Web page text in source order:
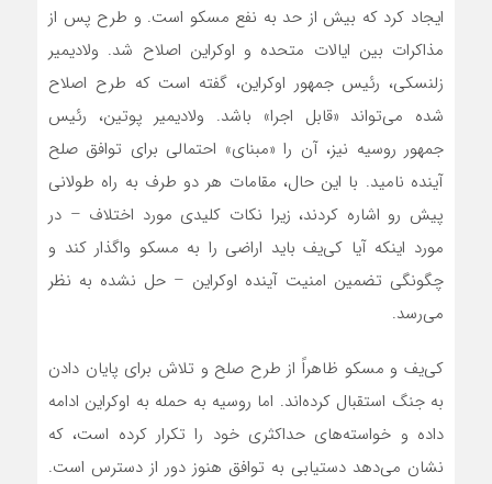
ایجاد کرد که بیش از حد به نفع مسکو است. و طرح پس از
مذاکرات بین ایالات متحده و اوکراین اصلاح شد. ولادیمیر
زلنسکی، رئیس جمهور اوکراین، گفته است که طرح اصلاح
شده می‌تواند «قابل اجرا» باشد. ولادیمیر پوتین، رئیس
جمهور روسیه نیز، آن را «مبنای» احتمالی برای توافق صلح
آینده نامید. با این حال، مقامات هر دو طرف به راه طولانی
پیش رو اشاره کردند، زیرا نکات کلیدی مورد اختلاف – در
مورد اینکه آیا کی‌یف باید اراضی را به مسکو واگذار کند و
چگونگی تضمین امنیت آینده اوکراین – حل نشده به نظر
می‌رسد.
کی‌یف و مسکو ظاهراً از طرح صلح و تلاش برای پایان دادن
به جنگ استقبال کرده‌اند. اما روسیه به حمله به اوکراین ادامه
داده و خواسته‌های حداکثری خود را تکرار کرده است، که
نشان می‌دهد دستیابی به توافق هنوز دور از دسترس است.